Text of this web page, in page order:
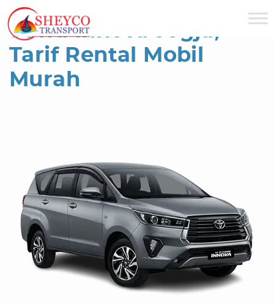
Sheyco Transport
Sewa Innova Jogja,
Tarif Rental Mobil
Murah